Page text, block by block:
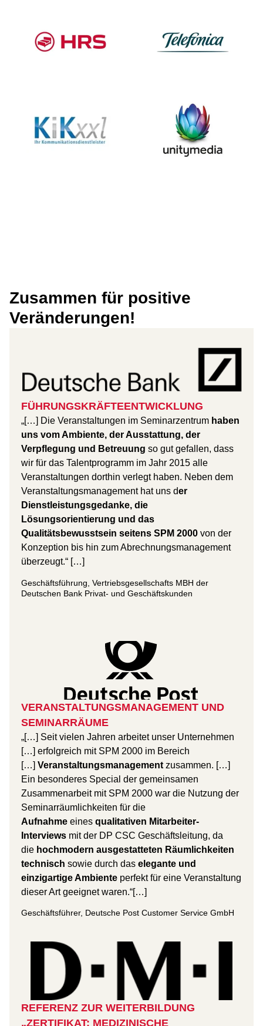
Zusammen für positive
Veränderungen!
FÜHRUNGSKRÄFTEENTWICKLUNG
„[…] Die Veranstaltungen im Seminarzentrum haben
uns vom Ambiente, der Ausstattung, der
Verpflegung und Betreuung so gut gefallen, dass
wir für das Talentprogramm im Jahr 2015 alle
Veranstaltungen dorthin verlegt haben. Neben dem
Veranstaltungsmanagement hat uns der
Dienstleistungsgedanke, die
Lösungsorientierung und das
Qualitätsbewusstsein seitens SPM 2000 von der
Konzeption bis hin zum Abrechnungsmanagement
überzeugt.“ […]
Geschäftsführung, Vertriebsgesellschafts MBH der
Deutschen Bank Privat- und Geschäftskunden
VERANSTALTUNGSMANAGEMENT UND
SEMINARRÄUME
„[…] Seit vielen Jahren arbeitet unser Unternehmen
[…] erfolgreich mit SPM 2000 im Bereich
[…] Veranstaltungsmanagement zusammen. […]
Ein besonderes Special der gemeinsamen
Zusammenarbeit mit SPM 2000 war die Nutzung der
Seminarräumlichkeiten für die
Aufnahme eines qualitativen Mitarbeiter-
Interviews mit der DP CSC Geschäftsleitung, da
die hochmodern ausgestatteten Räumlichkeiten
technisch sowie durch das elegante und
einzigartige Ambiente perfekt für eine Veranstaltung
dieser Art geeignet waren.“[…]
Geschäftsführer, Deutsche Post Customer Service GmbH
REFERENZ ZUR WEITERBILDUNG
„ZERTIFIKAT: MEDIZINISCHE